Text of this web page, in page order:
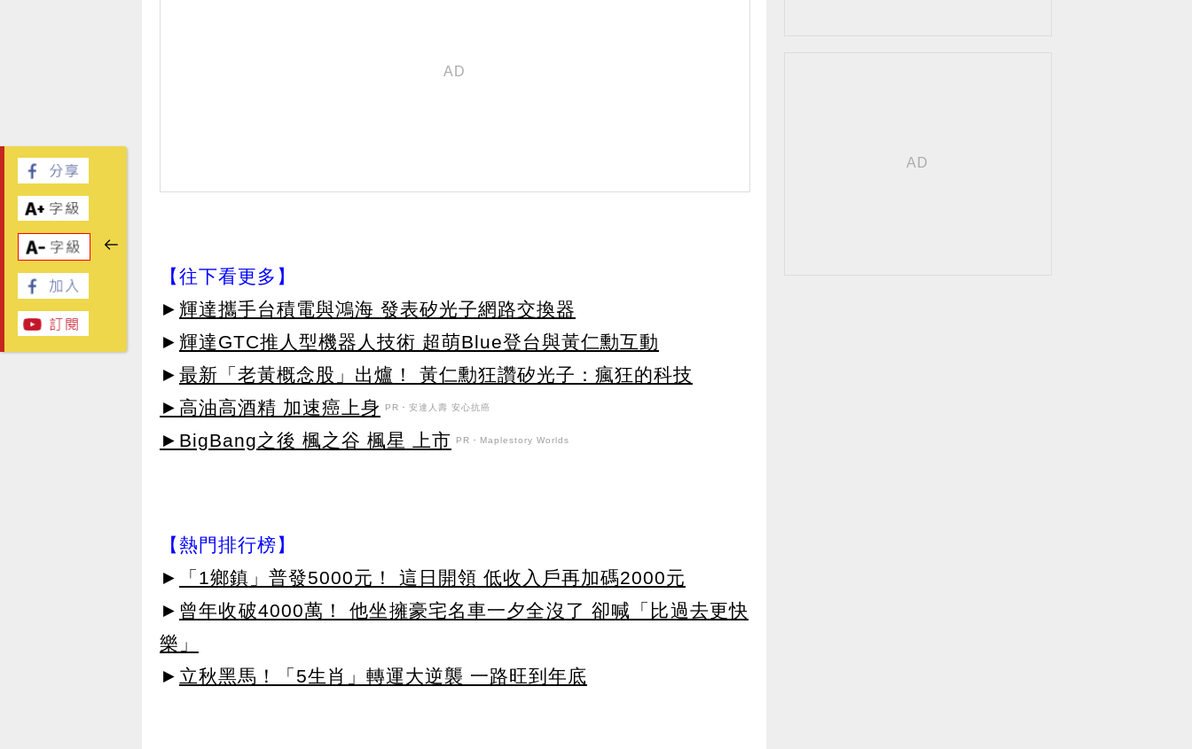
【往下看更多】
► 輝達攜手台積電與鴻海 發表矽光子網路交換器
► 輝達GTC推人型機器人技術 超萌Blue登台與黃仁勳互動
► 最新「老黃概念股」出爐！ 黃仁勳狂讚矽光子：瘋狂的科技
►高油高酒精 加速癌上身
PR・安達人壽 安心抗癌
►BigBang之後 楓之谷 楓星 上市 PR・Maplestory Worlds
【熱門排行榜】
►
「1鄉鎮」普發5000元！ 這日開領 低收入戶再加碼2000元
► 曾年收破4000萬！ 他坐擁豪宅名車一夕全沒了 卻喊「比過去更快
樂」
► 立秋黑馬！「5生肖」轉運大逆襲 一路旺到年底